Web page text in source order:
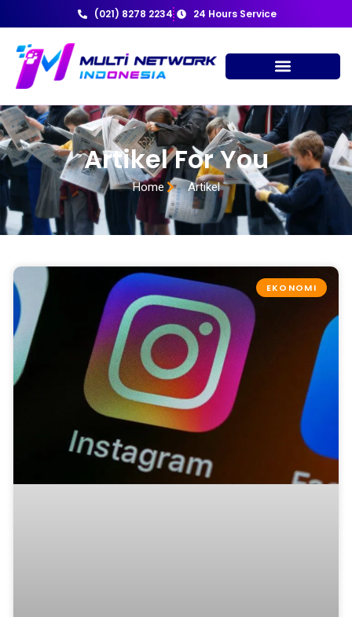
(021) 8278 2234 24 Hours Service
Artikel For You
Home Artikel
EKONOMI